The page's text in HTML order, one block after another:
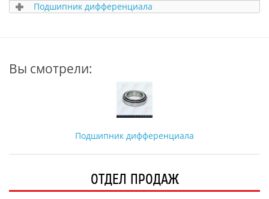
Подшипник дифференциала
Вы смотрели:
Подшипник дифференциала
ОТДЕЛ ПРОДАЖ